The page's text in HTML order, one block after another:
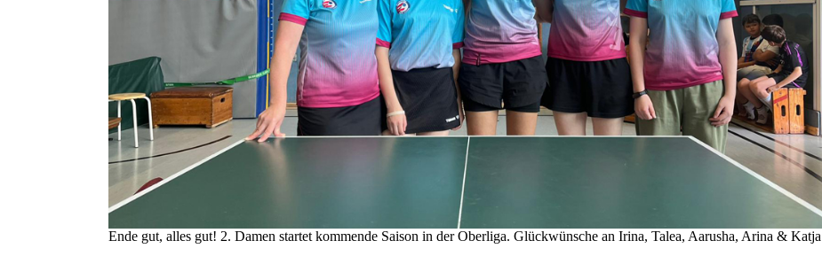
Ende gut, alles gut! 2. Damen startet kommende Saison in der Oberliga. Glückwünsche an Irina, Talea, Aarusha, Arina & Katja